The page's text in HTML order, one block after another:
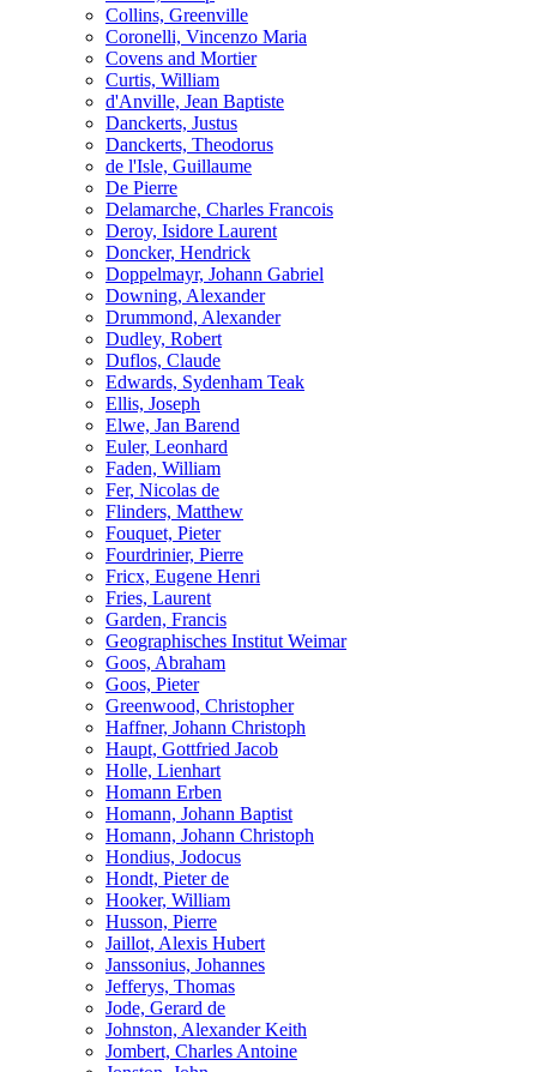
Collins, Greenville
Coronelli, Vincenzo Maria
Covens and Mortier
Curtis, William
d'Anville, Jean Baptiste
Danckerts, Justus
Danckerts, Theodorus
de l'Isle, Guillaume
De Pierre
Delamarche, Charles Francois
Deroy, Isidore Laurent
Doncker, Hendrick
Doppelmayr, Johann Gabriel
Downing, Alexander
Drummond, Alexander
Dudley, Robert
Duflos, Claude
Edwards, Sydenham Teak
Ellis, Joseph
Elwe, Jan Barend
Euler, Leonhard
Faden, William
Fer, Nicolas de
Flinders, Matthew
Fouquet, Pieter
Fourdrinier, Pierre
Fricx, Eugene Henri
Fries, Laurent
Garden, Francis
Geographisches Institut Weimar
Goos, Abraham
Goos, Pieter
Greenwood, Christopher
Haffner, Johann Christoph
Haupt, Gottfried Jacob
Holle, Lienhart
Homann Erben
Homann, Johann Baptist
Homann, Johann Christoph
Hondius, Jodocus
Hondt, Pieter de
Hooker, William
Husson, Pierre
Jaillot, Alexis Hubert
Janssonius, Johannes
Jefferys, Thomas
Jode, Gerard de
Johnston, Alexander Keith
Jombert, Charles Antoine